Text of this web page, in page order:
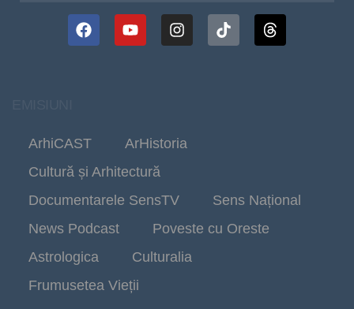
ArhiCAST
ArHistoria
Cultură și Arhitectură
Documentarele SensTV
Sens Național
News Podcast
Poveste cu Oreste
Astrologica
Culturalia
Frumusetea Vieții